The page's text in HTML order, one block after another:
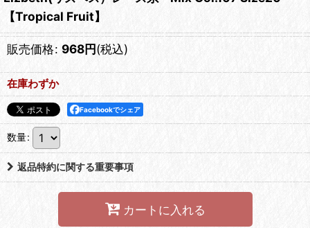
【Tropical Fruit】
販売価格: 968円(税込)
在庫わずか
Facebookでシェア
数量:
返品特約に関する重要事項
カートに入れる